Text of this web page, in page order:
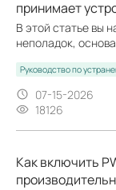
принимает
В этой статье вы
неполадок,
Руководство по
07-15-2026
18126
Как включить